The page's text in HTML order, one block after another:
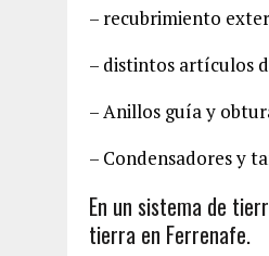
– recubrimiento
– distintos artículos
– Anillos guía y
– Condensadores y
En un sistema de
tierra en Ferrenafe.